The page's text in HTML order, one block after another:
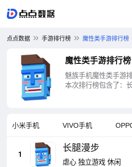
点点数据 手游排行榜 魔性类手游排行榜
魔性类手游排行榜
魅族手机魔性类手游
本次排行榜包含了：
源战纪、废柴物语、
小米手机 VIVO手机
1
长腿漫步
虐心 独立游戏 休闲